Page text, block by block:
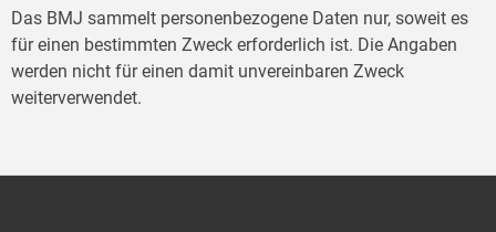
Das BMJ sammelt personenbezogene Daten nur, soweit es
für einen bestimmten Zweck erforderlich ist. Die Angaben
werden nicht für einen damit unvereinbaren Zweck
weiterverwendet.